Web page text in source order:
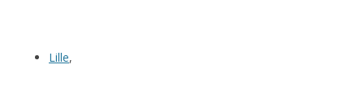
Lille,